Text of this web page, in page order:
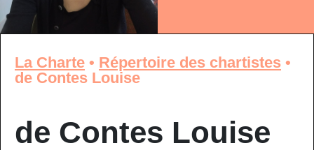
La Charte • Répertoire des chartistes •
de Contes Louise
de Contes Louise